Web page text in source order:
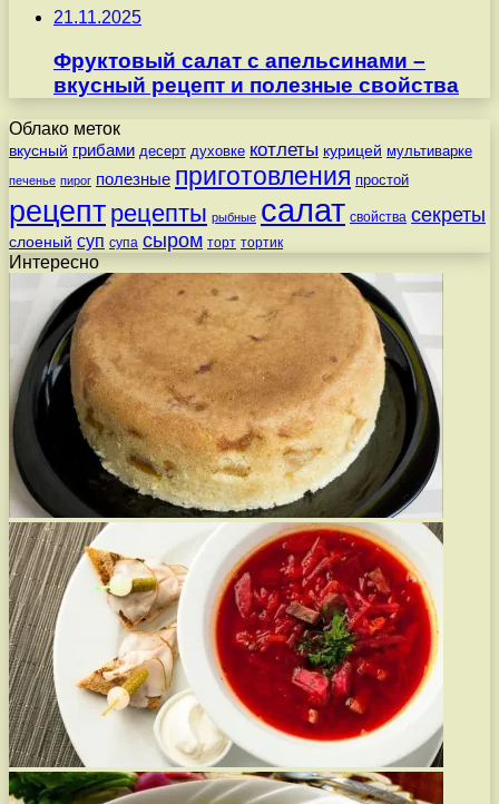
21.11.2025
Фруктовый салат с апельсинами –
вкусный рецепт и полезные свойства
Облако меток
вкусный грибами десерт духовке котлеты курицей мультиварке
печенье пирог полезные приготовления простой
рецепт рецепты рыбные салат свойства секреты
слоеный суп супа сыром торт тортик
Интересно